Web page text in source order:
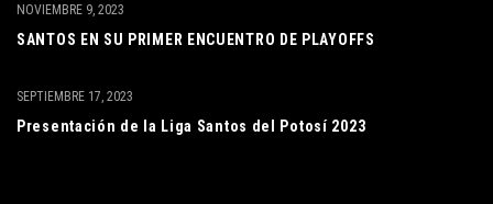
SANTOS EN SU PRIMER ENCUENTRO DE PLAYOFFS
NOVIEMBRE 9, 2023
Presentación de la Liga Santos del Potosí 2023
SEPTIEMBRE 17, 2023